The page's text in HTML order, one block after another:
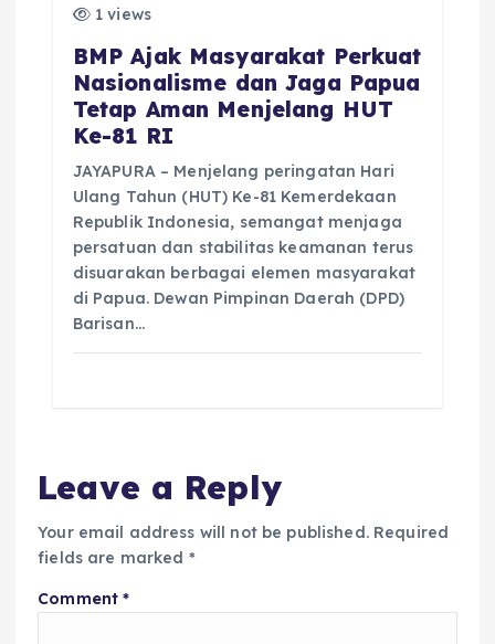
1 views
BMP Ajak Masyarakat Perkuat
Nasionalisme dan Jaga Papua
Tetap Aman Menjelang HUT
Ke-81 RI
JAYAPURA – Menjelang peringatan Hari
Ulang Tahun (HUT) Ke-81 Kemerdekaan
Republik Indonesia, semangat menjaga
persatuan dan stabilitas keamanan terus
disuarakan berbagai elemen masyarakat
di Papua. Dewan Pimpinan Daerah (DPD)
Barisan…
Leave a Reply
Your email address will not be published. Required
fields are marked *
Comment*